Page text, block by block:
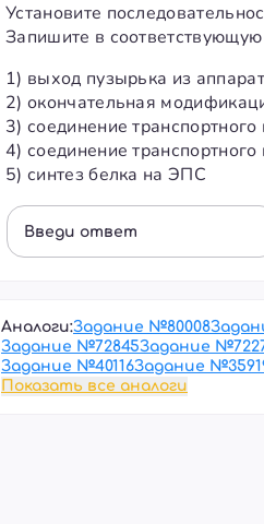
Установите
Запишите в
1) выход пузырька из
2) окончательная
3) соединение
4) соединение
5) синтез белка на ЭПС
Введи ответ
Аналоги:Задание №80008
Задание №72845Задание №
Задание №40116Задание №
Показать все аналоги